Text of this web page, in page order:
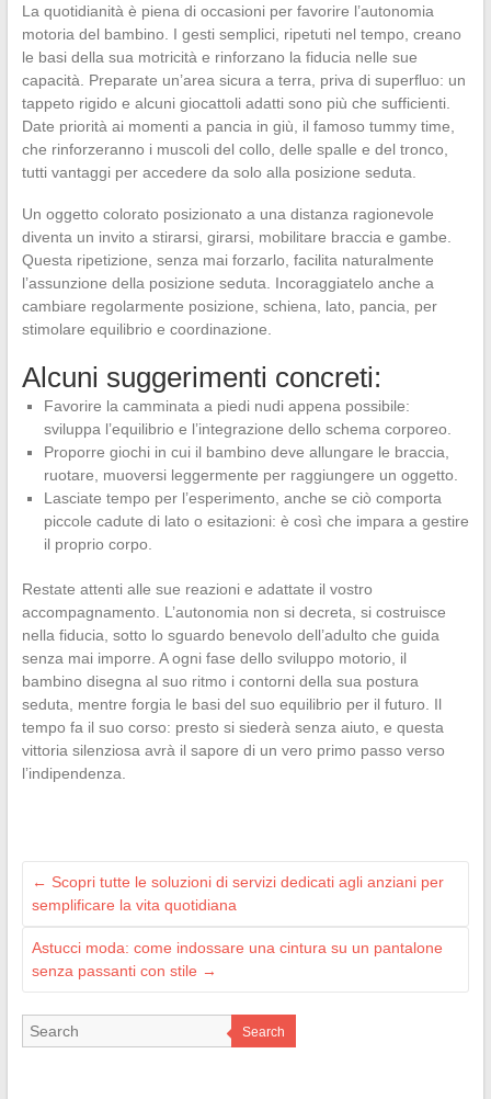
La quotidianità è piena di occasioni per favorire l’autonomia
motoria del bambino. I gesti semplici, ripetuti nel tempo, creano
le basi della sua motricità e rinforzano la fiducia nelle sue
capacità. Preparate un’area sicura a terra, priva di superfluo: un
tappeto rigido e alcuni giocattoli adatti sono più che sufficienti.
Date priorità ai momenti a pancia in giù, il famoso tummy time,
che rinforzeranno i muscoli del collo, delle spalle e del tronco,
tutti vantaggi per accedere da solo alla posizione seduta.
Un oggetto colorato posizionato a una distanza ragionevole
diventa un invito a stirarsi, girarsi, mobilitare braccia e gambe.
Questa ripetizione, senza mai forzarlo, facilita naturalmente
l’assunzione della posizione seduta. Incoraggiatelo anche a
cambiare regolarmente posizione, schiena, lato, pancia, per
stimolare equilibrio e coordinazione.
Alcuni suggerimenti concreti:
Favorire la camminata a piedi nudi appena possibile:
sviluppa l’equilibrio e l’integrazione dello schema corporeo.
Proporre giochi in cui il bambino deve allungare le braccia,
ruotare, muoversi leggermente per raggiungere un oggetto.
Lasciate tempo per l’esperimento, anche se ciò comporta
piccole cadute di lato o esitazioni: è così che impara a gestire
il proprio corpo.
Restate attenti alle sue reazioni e adattate il vostro
accompagnamento. L’autonomia non si decreta, si costruisce
nella fiducia, sotto lo sguardo benevolo dell’adulto che guida
senza mai imporre. A ogni fase dello sviluppo motorio, il
bambino disegna al suo ritmo i contorni della sua postura
seduta, mentre forgia le basi del suo equilibrio per il futuro. Il
tempo fa il suo corso: presto si siederà senza aiuto, e questa
vittoria silenziosa avrà il sapore di un vero primo passo verso
l’indipendenza.
← Scopri tutte le soluzioni di servizi dedicati agli anziani per
semplificare la vita quotidiana
Astucci moda: come indossare una cintura su un pantalone
senza passanti con stile →
Search